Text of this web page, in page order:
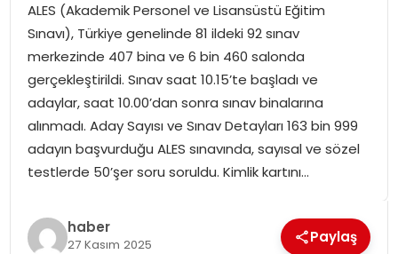
GÜNDEM
MAGAZIN
ALES (Akademik Personel ve Lisansüstü Eğitim
Sınavı), Türkiye genelinde 81 ildeki 92 sınav
merkezinde 407 bina ve 6 bin 460 salonda
gerçekleştirildi. Sınav saat 10.15’te başladı ve
adaylar, saat 10.00’dan sonra sınav binalarına
alınmadı. Aday Sayısı ve Sınav Detayları 163 bin 999
adayın başvurduğu ALES sınavında, sayısal ve sözel
testlerde 50’şer soru soruldu. Kimlik kartını…
haber
27 Kasım 2025 Paylaş